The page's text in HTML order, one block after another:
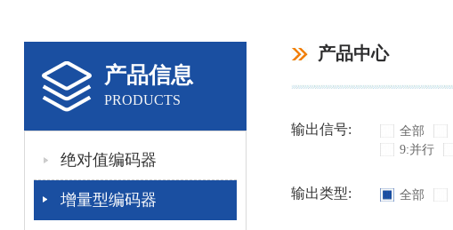
产品信息
PRODUCTS
绝对值编码器
增量型编码器
产品中心
输出信号: 全部
9:并行
输出类型: 全部